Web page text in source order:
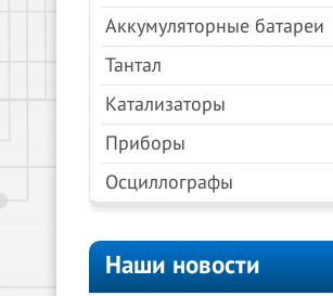
Аккумуляторные батареи
Тантал
Катализаторы
Приборы
Осциллографы
Наши новости